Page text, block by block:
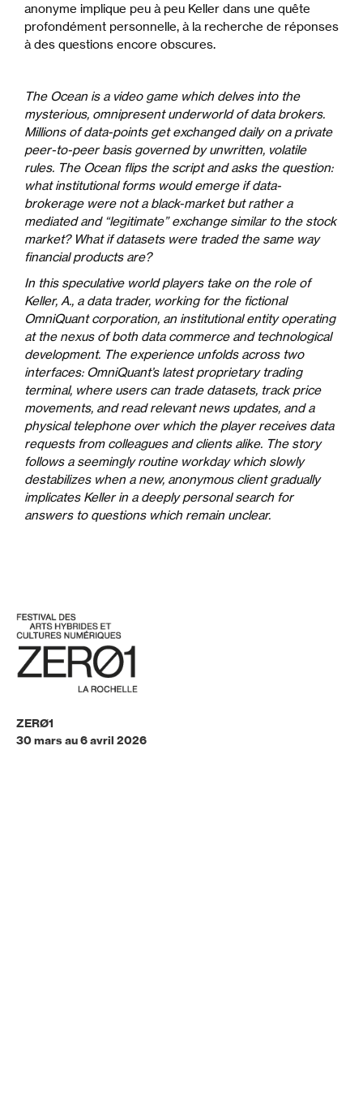
anonyme implique peu à peu Keller dans une quête
profondément personnelle, à la recherche de réponses
à des questions encore obscures.
The Ocean is a video game which delves into the
mysterious, omnipresent underworld of data brokers.
Millions of data-points get exchanged daily on a private
peer-to-peer basis governed by unwritten, volatile
rules. The Ocean flips the script and asks the question:
what institutional forms would emerge if data-
brokerage were not a black-market but rather a
mediated and “legitimate” exchange similar to the stock
market? What if datasets were traded the same way
financial products are?
In this speculative world players take on the role of
Keller, A., a data trader, working for the fictional
OmniQuant corporation, an institutional entity operating
at the nexus of both data commerce and technological
development. The experience unfolds across two
interfaces: OmniQuant’s latest proprietary trading
terminal, where users can trade datasets, track price
movements, and read relevant news updates, and a
physical telephone over which the player receives data
requests from colleagues and clients alike. The story
follows a seemingly routine workday which slowly
destabilizes when a new, anonymous client gradually
implicates Keller in a deeply personal search for
answers to questions which remain unclear.
ZERØ1
30 mars au 6 avril 2026